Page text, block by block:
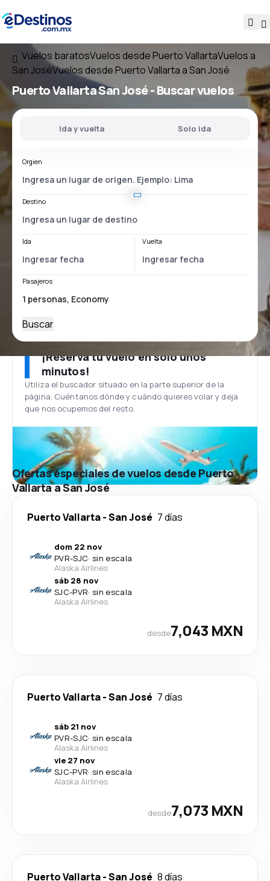
Vuelos baratosVuelos desde Puerto VallartaVuelos a
San JoséVuelos desde Puerto Vallarta a San José
Puerto Vallarta San José- Buscar vuelos
Ida y vuelta Solo ida
Orgien
Destino
Ida Vuelta
Pasajeros
Buscar
¡Reserva tu vuelo en solo unos
minutos!
Utiliza el buscador situado en la parte superior de la
página. Cuéntanos dónde y cuándo quieres volar y deja
que nos ocupemos del resto.
Ofertas especiales de vuelos desde Puerto
Vallarta a San José
Puerto Vallarta-San José 7 días
dom 22 nov
PVR-SJC· sin escala
Alaska Airlines
sáb 28 nov
SJC-PVR· sin escala
Alaska Airlines
desde7,043 MXN
Puerto Vallarta-San José 7 días
sáb 21 nov
PVR-SJC· sin escala
Alaska Airlines
vie 27 nov
SJC-PVR· sin escala
Alaska Airlines
desde7,073 MXN
Puerto Vallarta-San José 8 días